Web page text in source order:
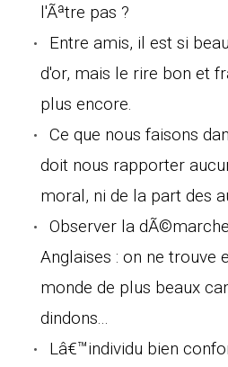
l'Ãªtre pas ?
Entre amis, il est si
d'or, mais le rire bon et
plus encore.
Ce que nous faisons
doit nous rapporter
moral, ni de la part des
Observer la
Anglaises : on ne trouve
monde de plus beaux
dindons...
Lâ€™individu bien